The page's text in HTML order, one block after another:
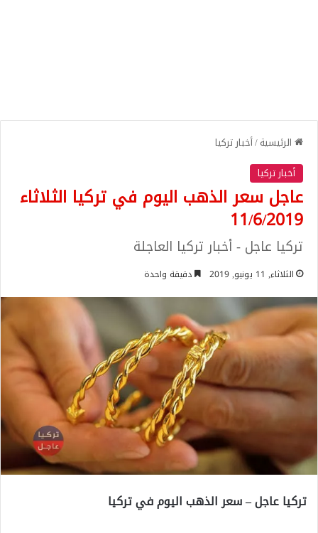
الرئيسية/أخبار تركيا
أخبار تركيا
عاجل سعر الذهب اليوم في تركيا الثلاثاء
11/6/2019
تركيا عاجل - أخبار تركيا العاجلة
الثلاثاء, 11 يونيو, 2019 دقيقة واحدة
تركيا عاجل – سعر الذهب اليوم في تركيا